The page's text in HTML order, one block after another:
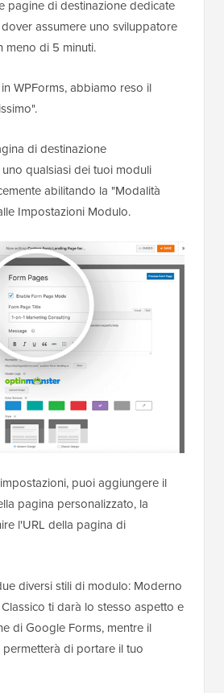
pagine di destinazione dedicate
assumere uno sviluppatore
meno di 5 minuti.
WPForms, abbiamo reso il
di destinazione
qualsiasi dei tuoi moduli
abilitando la "Modalità
Impostazioni Modulo.
puoi aggiungere il
pagina personalizzato, la
l'URL della pagina di
diversi stili di modulo: Moderno
ti darà lo stesso aspetto e
di Google Forms, mentre il
di portare il tuo